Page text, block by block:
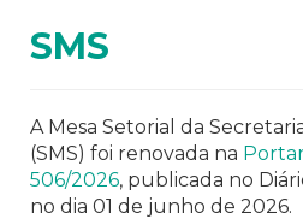
SMS
A Mesa Setorial da
(SMS) foi renovada na
506/2026, publicada no
no dia 01 de junho de 2026.